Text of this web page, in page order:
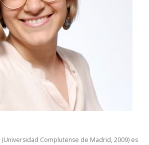
Complutense de Madrid, 2009) es